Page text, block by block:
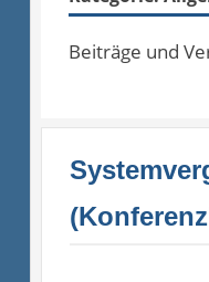
Beiträge und